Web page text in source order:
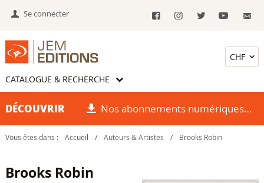
Se connecter
CATALOGUE & RECHERCHE
DÉCOUVRIR Nos abonnements numériques
Vous êtes dans : Accueil / Auteurs & Artistes / Brooks Robin
Brooks Robin